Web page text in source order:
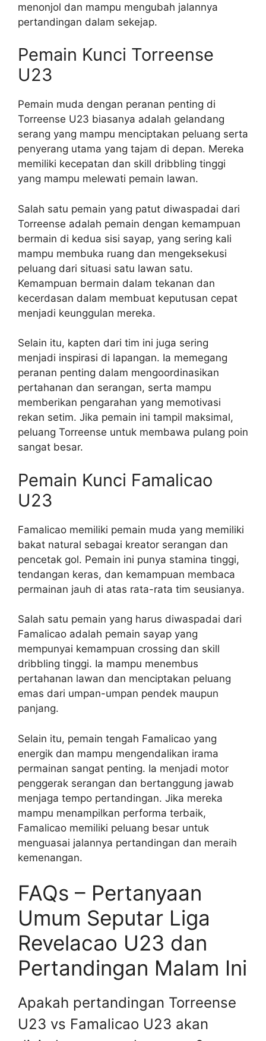
menonjol dan mampu mengubah jalannya
pertandingan dalam sekejap.
Pemain Kunci Torreense
U23
Pemain muda dengan peranan penting di
Torreense U23 biasanya adalah gelandang
serang yang mampu menciptakan peluang serta
penyerang utama yang tajam di depan. Mereka
memiliki kecepatan dan skill dribbling tinggi
yang mampu melewati pemain lawan.
Salah satu pemain yang patut diwaspadai dari
Torreense adalah pemain dengan kemampuan
bermain di kedua sisi sayap, yang sering kali
mampu membuka ruang dan mengeksekusi
peluang dari situasi satu lawan satu.
Kemampuan bermain dalam tekanan dan
kecerdasan dalam membuat keputusan cepat
menjadi keunggulan mereka.
Selain itu, kapten dari tim ini juga sering
menjadi inspirasi di lapangan. Ia memegang
peranan penting dalam mengoordinasikan
pertahanan dan serangan, serta mampu
memberikan pengarahan yang memotivasi
rekan setim. Jika pemain ini tampil maksimal,
peluang Torreense untuk membawa pulang poin
sangat besar.
Pemain Kunci Famalicao
U23
Famalicao memiliki pemain muda yang memiliki
bakat natural sebagai kreator serangan dan
pencetak gol. Pemain ini punya stamina tinggi,
tendangan keras, dan kemampuan membaca
permainan jauh di atas rata-rata tim seusianya.
Salah satu pemain yang harus diwaspadai dari
Famalicao adalah pemain sayap yang
mempunyai kemampuan crossing dan skill
dribbling tinggi. Ia mampu menembus
pertahanan lawan dan menciptakan peluang
emas dari umpan-umpan pendek maupun
panjang.
Selain itu, pemain tengah Famalicao yang
energik dan mampu mengendalikan irama
permainan sangat penting. Ia menjadi motor
penggerak serangan dan bertanggung jawab
menjaga tempo pertandingan. Jika mereka
mampu menampilkan performa terbaik,
Famalicao memiliki peluang besar untuk
menguasai jalannya pertandingan dan meraih
kemenangan.
FAQs – Pertanyaan
Umum Seputar Liga
Revelacao U23 dan
Pertandingan Malam Ini
Apakah pertandingan Torreense
U23 vs Famalicao U23 akan